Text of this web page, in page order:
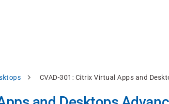
CVAD-301: Citrix Virtual Apps and